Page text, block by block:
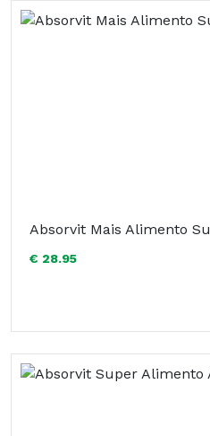
Absorvit Mais Alimento
€ 28.95